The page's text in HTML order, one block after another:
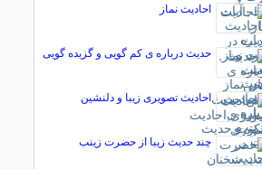
احادیث نماز
حدیث درباره ی کم گویی و گزیده گویی
احادیث تصویری زیبا و دلنشین
چند حدیث زیبا از حضرت زینب